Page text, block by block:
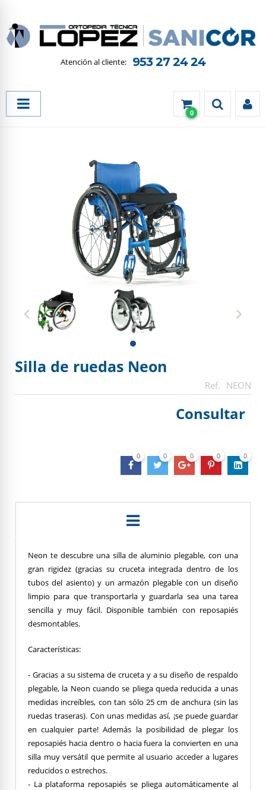
953 27 24 24
0
Silla de ruedas Neon
NEON
Consultar
0 0 0 0 0
Neon te descubre una silla de aluminio plegable, con una
gran rigidez (gracias su cruceta integrada dentro de los
tubos del asiento) y un armazón plegable con un diseño
limpio para que transportarla y guardarla sea una tarea
sencilla y muy fácil. Disponible también con reposapiés
desmontables.
Características:
- Gracias a su sistema de cruceta y a su diseño de respaldo
plegable, la Neon cuando se pliega queda reducida a unas
medidas increíbles, con tan sólo 25 cm de anchura (sin las
ruedas traseras). Con unas medidas así, ¡se puede guardar
en cualquier parte! Además la posibilidad de plegar los
reposapiés hacia dentro o hacia fuera la convierten en una
silla muy versátil que permite al usuario acceder a lugares
reducidos o estrechos.
- La plataforma reposapiés se pliega automáticamente al